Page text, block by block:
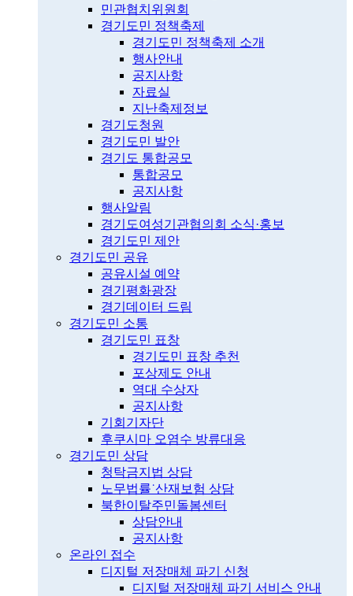
민관협치위원회
경기도민 정책축제
경기도민 정책축제 소개
행사안내
공지사항
자료실
지난축제정보
경기도청원
경기도민 발안
경기도 통합공모
통합공모
공지사항
행사알림
경기도여성기관협의회 소식·홍보
경기도민 제안
경기도민 공유
공유시설 예약
경기평화광장
경기데이터 드림
경기도민 소통
경기도민 표창
경기도민 표창 추천
포상제도 안내
역대 수상자
공지사항
기회기자단
후쿠시마 오염수 방류대응
경기도민 상담
청탁금지법 상담
노무법률˙산재보험 상담
북한이탈주민돌봄센터
상담안내
공지사항
온라인 접수
디지털 저장매체 파기 신청
디지털 저장매체 파기 서비스 안내